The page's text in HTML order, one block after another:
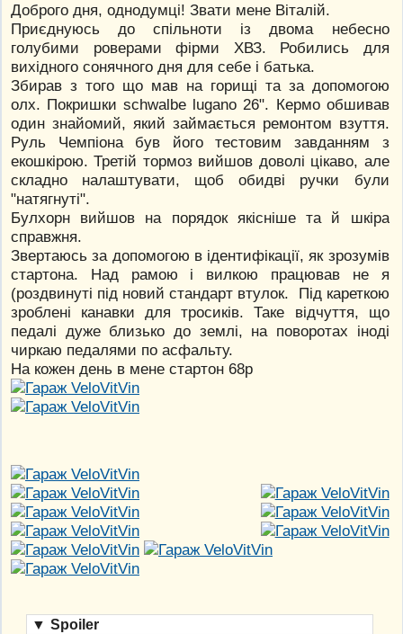
Доброго дня, однодумці! Звати мене Віталій.
Приєднуюсь до спільноти із двома небесно
голубими роверами фірми ХВЗ. Робились для
вихідного сонячного дня для себе і батька.
Збирав з того що мав на горищі та за допомогою
олх. Покришки schwalbe lugano 26". Кермо обшивав
один знайомий, який займається ремонтом взуття.
Руль Чемпіона був його тестовим завданням з
екошкірою. Третій тормоз вийшов доволі цікаво, але
складно налаштувати, щоб обидві ручки були
"натягнуті".
Булхорн вийшов на порядок якісніше та й шкіра
справжня.
Звертаюсь за допомогою в ідентифікації, як зрозумів
стартона. Над рамою і вилкою працював не я
(роздвинуті під новий стандарт втулок. Під кареткою
зроблені канавки для тросиків. Таке відчуття, що
педалі дуже близько до землі, на поворотах іноді
чиркаю педалями по асфальту.
На кожен день в мене стартон 68р
▼ Spoiler